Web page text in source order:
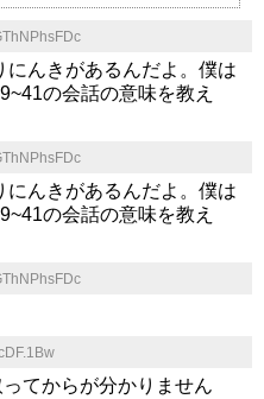
んきがあるんだよ。僕は
の会話の意味を教え
んきがあるんだよ。僕は
の会話の意味を教え
てからが分かりません